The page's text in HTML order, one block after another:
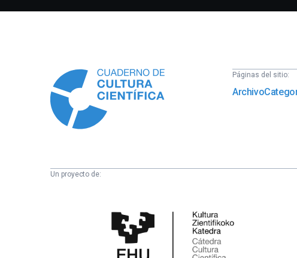
Páginas del sitio:
Archivo
Un proyecto de:
Científica